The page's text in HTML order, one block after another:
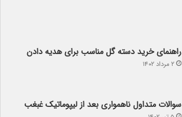
راهنمای خرید دسته گل مناسب برای هدیه دادن
۲ مرداد ۱۴۰۲
سوالات متداول ناهمواری بعد از لیپوماتیک غبغب
۵ تیر ۱۴۰۲